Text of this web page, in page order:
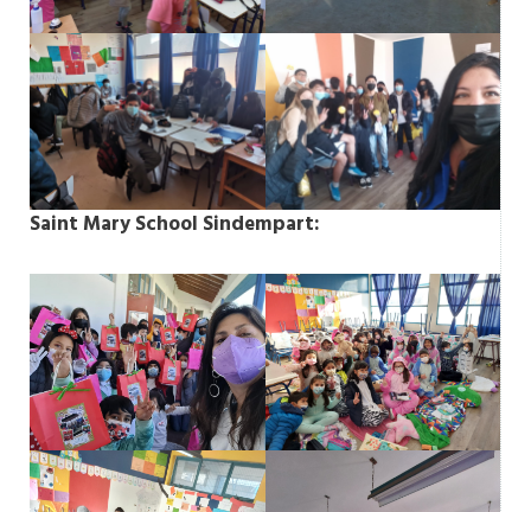
Saint Mary School Sindempart: